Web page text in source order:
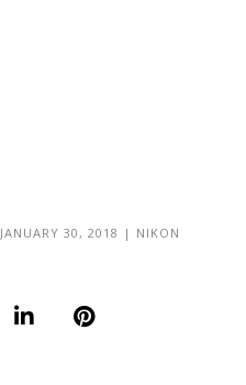
JANUARY 30, 2018 | NIKON